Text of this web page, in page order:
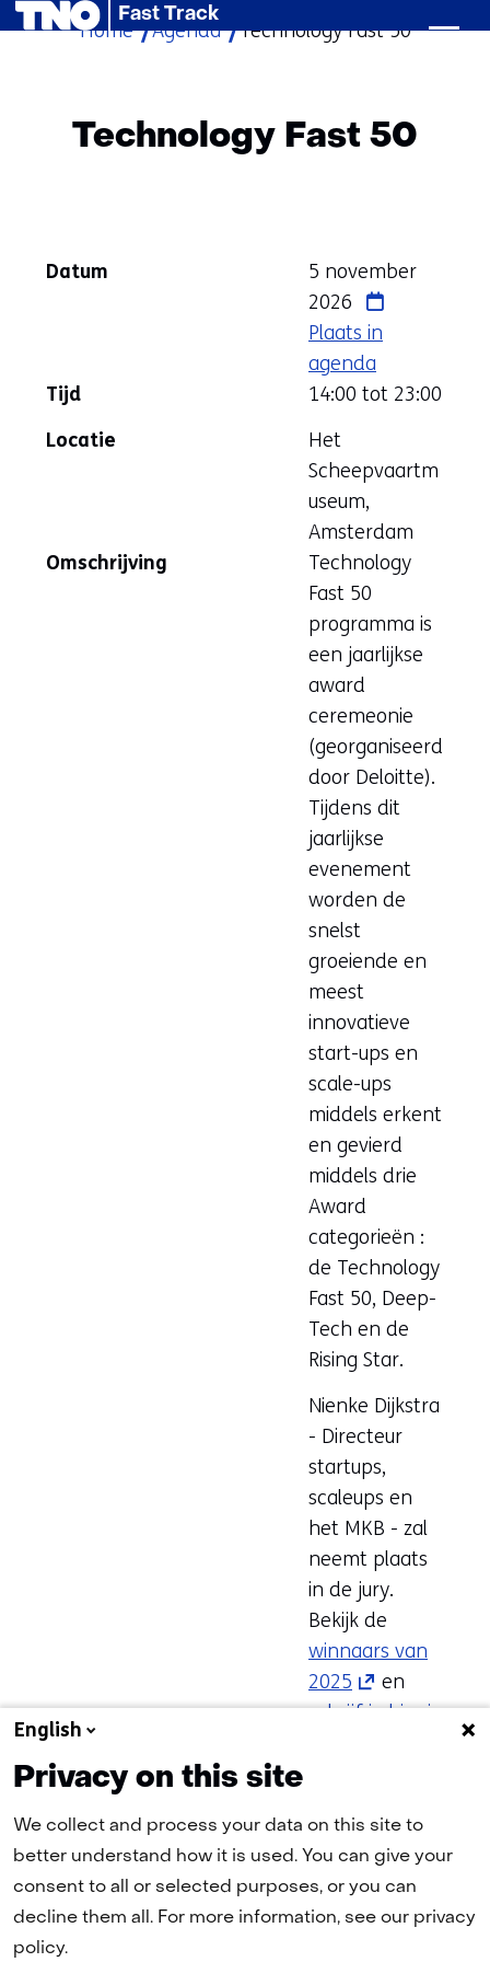
Ga
inhoud
Fast Track
Home
Agenda Technology Fast 50
Technology Fast 50
Datum
5 november
2026
Plaats in
agenda
Tijd
14:00 tot 23:00
Locatie
Het
Scheepvaartm
useum,
Amsterdam
Omschrijving
Technology
Fast 50
programma is
een jaarlijkse
award
ceremeonie
(georganiseerd
door Deloitte).
Tijdens dit
jaarlijkse
evenement
worden de
snelst
groeiende en
meest
innovatieve
start-ups en
scale-ups
middels erkent
en gevierd
middels drie
Award
categorieën :
de Technology
Fast 50, Deep-
Tech en de
Rising Star.
Nienke Dijkstra
- Directeur
startups,
scaleups en
het MKB - zal
neemt plaats
in de jury.
Bekijk de
winnaars van
2025 (opent
in
naar
een
andere
website)
en
schrijf je hier in
nieuw
venster)
(verwijst
naar
English
Privacy on this site
We collect and process your data on this site to
better understand how it is used. You can give your
consent to all or selected purposes, or you can
decline them all. For more information, see our privacy
policy.